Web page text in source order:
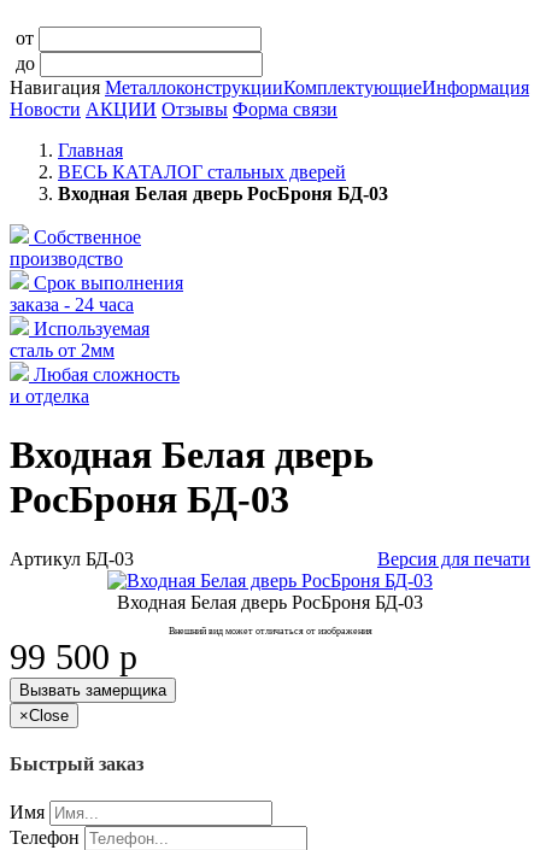
от
до
Навигация МеталлоконструкцииКомплектующиеИнформация
Новости АКЦИИ Отзывы Форма связи
Главная
ВЕСЬ КАТАЛОГ стальных дверей
Входная Белая дверь РосБроня БД-03
Собственное
производство
Срок выполнения
заказа - 24 часа
Используемая
сталь от 2мм
Любая сложность
и отделка
Входная Белая дверь
РосБроня БД-03
Артикул БД-03 Версия для печати
Входная Белая дверь РосБроня БД-03
Внешний вид может отличаться от изображения
99 500 p
Вызвать замерщика
×Close
Быстрый заказ
Имя
Телефон